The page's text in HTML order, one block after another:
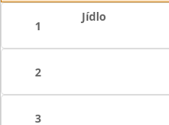
1
Jídlo
2
3